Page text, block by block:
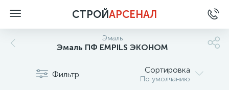
СТРОЙАРСЕНАЛ
Эмаль
Эмаль ПФ EMPILS ЭКОНОМ
Фильтр Сортировка
По умолчанию